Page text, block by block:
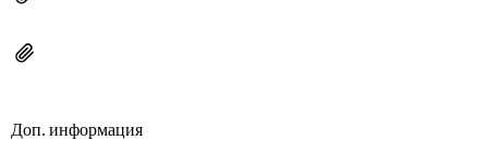
Доп. информация